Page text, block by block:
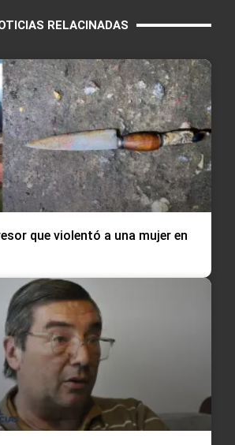
RELACINADAS
que violentó a una mujer en